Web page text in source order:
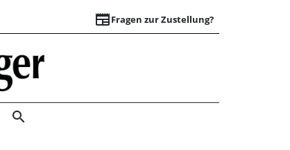
newspaperFragen zur Zustellung?
Erste Ansprache
search